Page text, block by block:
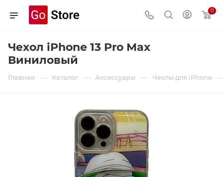
0
Чехол iPhone 13 Pro Max
Виниловый
Главная — Каталог — Аксессуары — Чехлы для iPhone